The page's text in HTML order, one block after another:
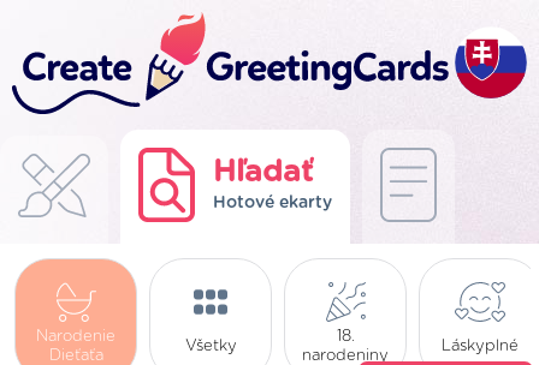
Hľadať
Hotové ekarty
Narodenie
Dieťaťa
Všetky
18.
narodeniny
Láskyplné